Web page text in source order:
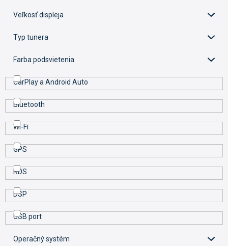
o
Veľkosť displeja
Typ tunera
Farba podsvietenia
CarPlay a Android Auto
Bluetooth
Wi-Fi
GPS
RDS
DSP
USB port
Operačný systém